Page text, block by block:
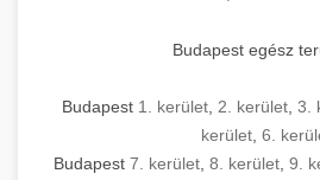
Nagykonyhai
kereskedelmi konyhai
felszerelések
Budapest egész
Budapest 1. kerület 2. kerület 3.
kerület 6.
Budapest 7. kerület, 8. kerület, 9.